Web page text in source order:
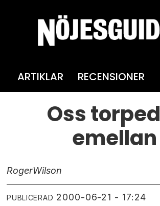
ARTIKLAR RECENSIONER
Oss
emellan
RogerWilson
PUBLICERAD 2000-06-21 - 17:24